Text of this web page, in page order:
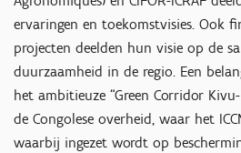
ervaringen en toekomstvisies. Ook
projecten deelden hun visie op de
duurzaamheid in de regio. Een
het ambitieuze “Green Corridor
de Congolese overheid, waar het
waarbij ingezet wordt op